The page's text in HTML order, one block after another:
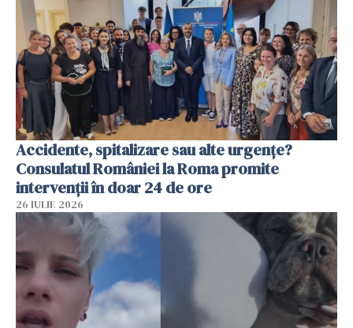
Accidente, spitalizare sau alte urgențe?
Consulatul României la Roma promite
intervenții în doar 24 de ore
26 IULIE 2026